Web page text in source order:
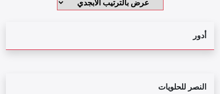
أدور
النصر للحلويات